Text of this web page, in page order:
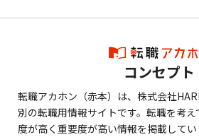
コンセプト
転職アカホン（赤本）は、株式会社
別の転職用情報サイトです。転職を考
度が高く重要度が高い情報を掲載してい